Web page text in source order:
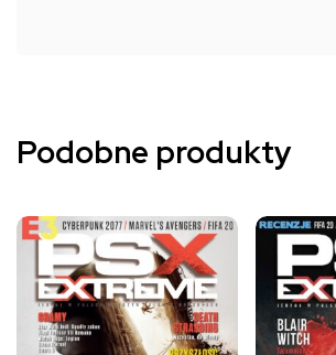
Podobne produkty
Ten
produkt
ma
wiele
Ten
produkt
ma
wiele